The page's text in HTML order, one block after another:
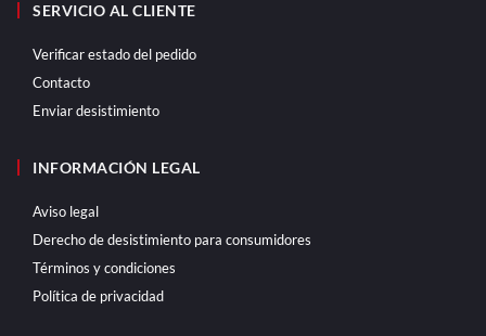
SERVICIO AL CLIENTE
Verificar estado del pedido
Contacto
Enviar desistimiento
INFORMACIÓN LEGAL
Aviso legal
Derecho de desistimiento para consumidores
Términos y condiciones
Política de privacidad